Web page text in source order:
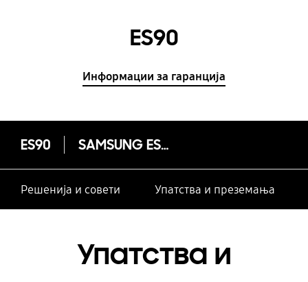
ES90
Информации за гаранција
ES90 SAMSUNG ES90
Решенија и совети Упатства и преземања
Упатства и